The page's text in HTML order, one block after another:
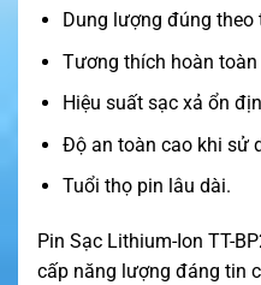
Dung lượng đúng theo
Tương thích hoàn
Hiệu suất sạc xả ổn
Độ an toàn cao khi sử
Tuổi thọ pin lâu dài.
Pin Sạc Lithium-Ion TT-
cấp năng lượng đáng tin